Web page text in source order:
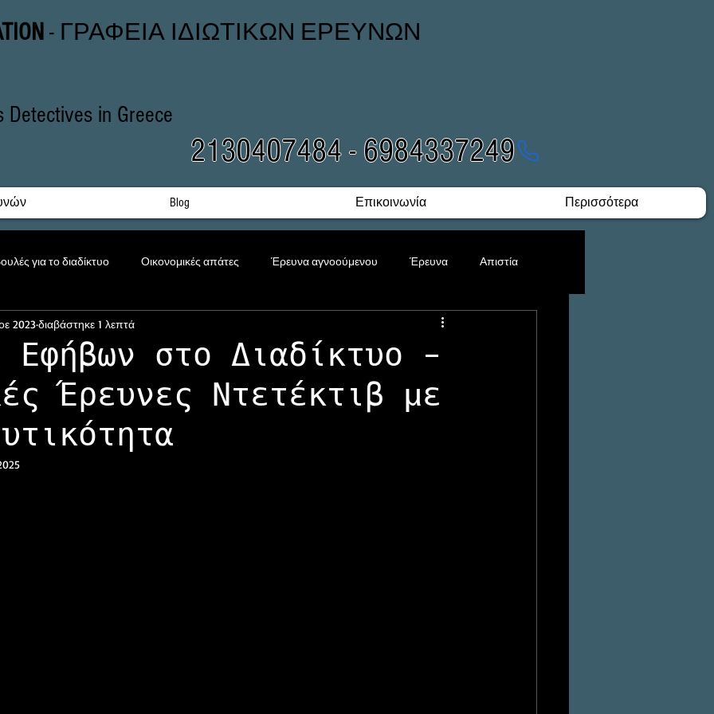
- ΓΡΑΦΕΙΑ ΙΔΙΩΤΙΚΩΝ ΕΡΕΥΝΩΝ
in Greece
2130407484 - 6984337249
Blog Επικοινωνία Περισσότερα
για το διαδίκτυο Οικονομικές απάτες Έρευνα αγνοούμενου Έρευνα Απιστία
Εκφοβισμός Προστασία Ανηλίκων Υποθέσεις Ναρκωτικών
Εφήβων στο Διαδίκτυο -
Έρευνες Ντετέκτιβ με
2023διαβάστηκε 1 λεπτά